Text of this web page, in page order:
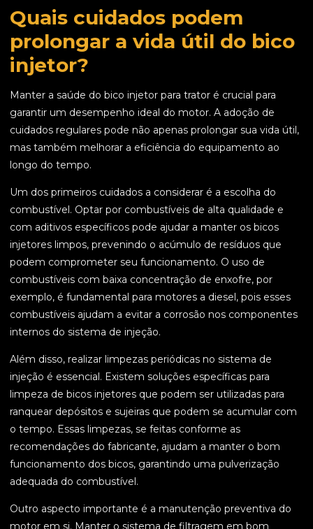
Quais cuidados podem
prolongar a vida útil do bico
injetor?
Manter a saúde do bico injetor para trator é crucial para
garantir um desempenho ideal do motor. A adoção de
cuidados regulares pode não apenas prolongar sua vida útil,
mas também melhorar a eficiência do equipamento ao
longo do tempo.
Um dos primeiros cuidados a considerar é a escolha do
combustível. Optar por combustíveis de alta qualidade e
com aditivos específicos pode ajudar a manter os bicos
injetores limpos, prevenindo o acúmulo de resíduos que
podem comprometer seu funcionamento. O uso de
combustíveis com baixa concentração de enxofre, por
exemplo, é fundamental para motores a diesel, pois esses
combustíveis ajudam a evitar a corrosão nos componentes
internos do sistema de injeção.
Além disso, realizar limpezas periódicas no sistema de
injeção é essencial. Existem soluções específicas para
limpeza de bicos injetores que podem ser utilizadas para
ranquear depósitos e sujeiras que podem se acumular com
o tempo. Essas limpezas, se feitas conforme as
recomendações do fabricante, ajudam a manter o bom
funcionamento dos bicos, garantindo uma pulverização
adequada do combustível.
Outro aspecto importante é a manutenção preventiva do
motor em si. Manter o sistema de filtragem em bom